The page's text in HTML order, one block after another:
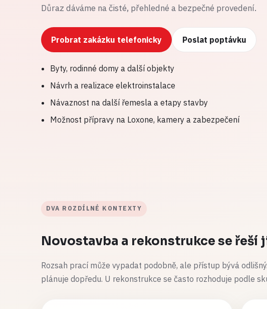
Důraz dáváme na čisté, přehledné a bezpečné provedení.
Probrat zakázku telefonicky Poslat poptávku
Byty, rodinné domy a další objekty
Návrh a realizace elektroinstalace
Návaznost na další řemesla a etapy stavby
Možnost přípravy na Loxone, kamery a zabezpečení
DVA ROZDÍLNÉ KONTEXTY
Novostavba a rekonstrukce se řeší
Rozsah prací může vypadat podobně, ale přístup bývá
plánuje dopředu. U rekonstrukce se často rozhoduje podle